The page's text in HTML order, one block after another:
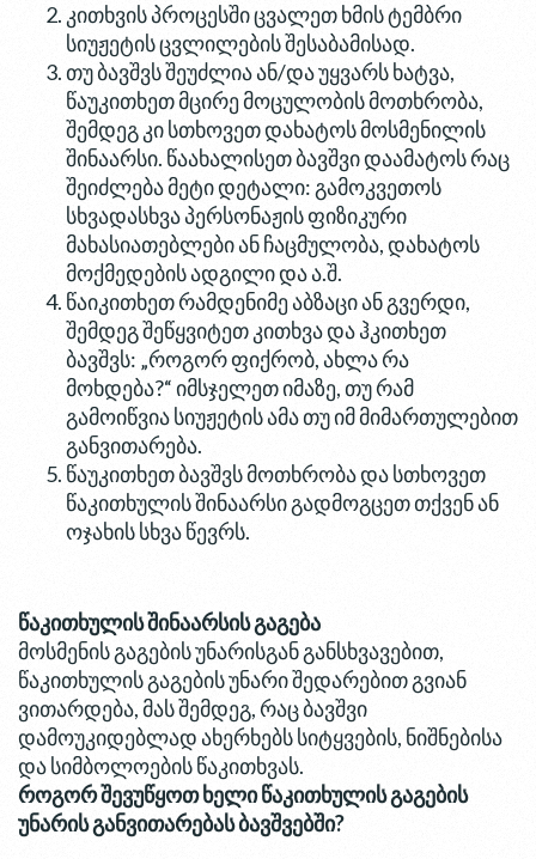
კითხვის პროცესში ცვალეთ ხმის ტემბრი
სიუჟეტის ცვლილების შესაბამისად.
თუ ბავშვს შეუძლია ან/და უყვარს ხატვა,
წაუკითხეთ მცირე მოცულობის მოთხრობა,
შემდეგ კი სთხოვეთ დახატოს მოსმენილის
შინაარსი. წაახალისეთ ბავშვი დაამატოს რაც
შეიძლება მეტი დეტალი: გამოკვეთოს
სხვადასხვა პერსონაჟის ფიზიკური
მახასიათებლები ან ჩაცმულობა, დახატოს
მოქმედების ადგილი და ა.შ.
წაიკითხეთ რამდენიმე აბზაცი ან გვერდი,
შემდეგ შეწყვიტეთ კითხვა და ჰკითხეთ
ბავშვს: „როგორ ფიქრობ, ახლა რა
მოხდება?“ იმსჯელეთ იმაზე, თუ რამ
გამოიწვია სიუჟეტის ამა თუ იმ მიმართულებით
განვითარება.
წაუკითხეთ ბავშვს მოთხრობა და სთხოვეთ
წაკითხულის შინაარსი გადმოგცეთ თქვენ ან
ოჯახის სხვა წევრს.
წაკითხულის შინაარსის გაგება
მოსმენის გაგების უნარისგან განსხვავებით,
წაკითხულის გაგების უნარი შედარებით გვიან
ვითარდება, მას შემდეგ, რაც ბავშვი
დამოუკიდებლად ახერხებს სიტყვების, ნიშნებისა
და სიმბოლოების წაკითხვას.
როგორ შევუწყოთ ხელი წაკითხულის გაგების
უნარის განვითარებას ბავშვებში?